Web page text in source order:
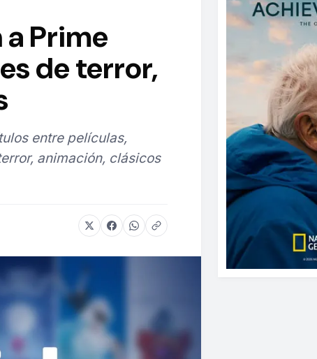
a Prime
de terror,
entre películas,
animación, clásicos